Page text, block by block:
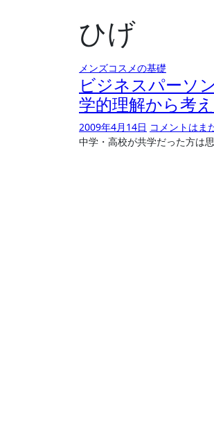
ひげ
メンズコスメの基礎
ビジネスパーソ
学的理解から考
2009年4月14日 コメントはま
中学・高校が共学だった方